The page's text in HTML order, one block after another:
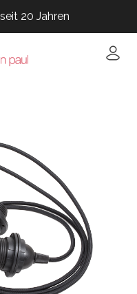
20 Jahren
20 Jahren
20 Jahren